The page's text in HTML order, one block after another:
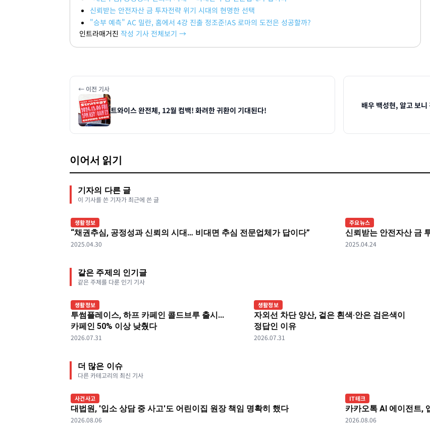
신뢰받는 안전자산 금 투자전략 위기 시대의 현명한 선택
"승부 예측" AC 밀란, 홈에서 4강 진출 정조준!AS 로마의 도전은 성공할까?
인트라매거진 작성 기사 전체보기 →
← 이전 기사
트와이스 완전체, 12월 컴백! 화려한 귀환이 기대된다!
배우 백성현, 알고 보
이어서 읽기
기자의 다른 글
이 기사를 쓴 기자가 최근에 쓴 글
생활정보
“채권추심, 공정성과 신뢰의 시대… 비대면 추심 전문업체가 답이다”
2025.04.30
주요뉴스
신뢰받는 안전자산 금
2025.04.24
같은 주제의 인기글
같은 주제를 다룬 인기 기사
생활정보
투썸플레이스, 하프 카페인 콜드브루 출시...
카페인 50% 이상 낮췄다
2026.07.31
생활정보
자외선 차단 양산, 겉은 흰색·안은 검은색이
정답인 이유
2026.07.31
더 많은 이슈
다른 카테고리의 최신 기사
사건사고
대법원, '입소 상담 중 사고'도 어린이집 원장 책임 명확히 했다
2026.08.06
IT테크
카카오톡 AI 에이전트,
2026.08.06